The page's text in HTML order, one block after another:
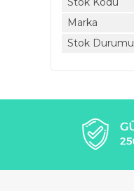
Marka
Stok Durumu